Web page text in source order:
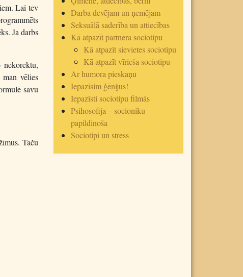
Lai tev
Ja darbs
vēlies
savu
Taču
Darba devējam un ņemējam
Seksuālā saderība un attiecības
Kā atpazīt partnera sociotipu
Kā atpazīt sievietes sociotipu
Kā atpazīt vīrieša sociotipu
Ar humora pieskaņu
Iepazīsim ģēnijus!
Iepazīsti sociotipu filmās
Psihosofija – socioniku
papildinoša
Sociotipi un stress